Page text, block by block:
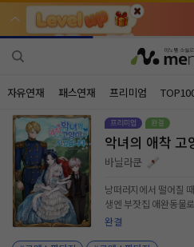
자유연재 패스연재 프리미엄
악녀의 애착 고
바닐라쿤
완결
낭떠러지에서 떨어질
생엔 부잣집 애완동물로 태어나
고양이가 되어 있었다.